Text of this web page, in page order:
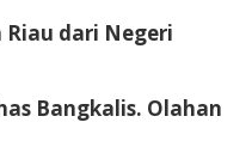
dari Negeri
Bangkalis. Olahan